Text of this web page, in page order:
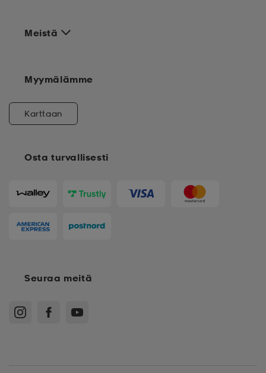
Meistä
Osta turvallisesti
Myymälämme
Karttaan
Seuraa meitä